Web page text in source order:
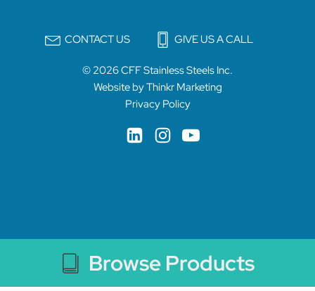
CONTACT US GIVE US A CALL
© 2026 CFF Stainless Steels Inc.
Website by Thinkr Marketing
Privacy Policy
Browse Products